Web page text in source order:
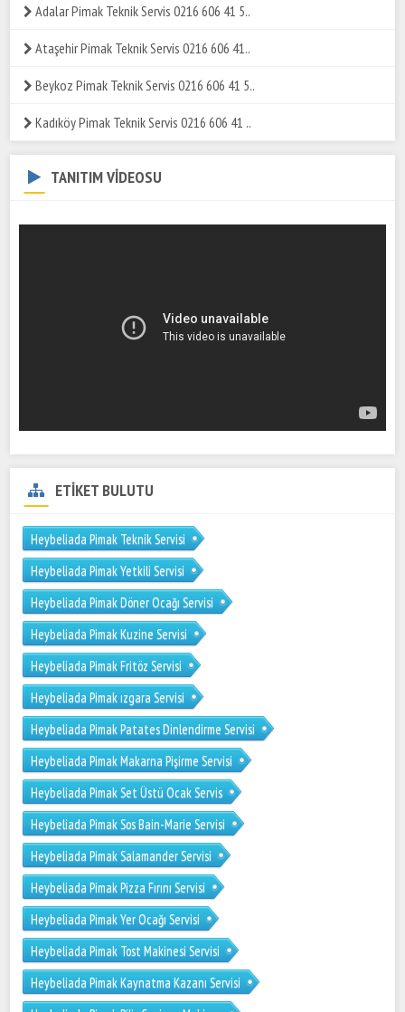
Adalar Pimak Teknik Servis 0216 606 41 5..
Ataşehir Pimak Teknik Servis 0216 606 41..
Beykoz Pimak Teknik Servis 0216 606 41 5..
Kadıköy Pimak Teknik Servis 0216 606 41 ..
TANITIM VİDEOSU
ETİKET BULUTU
Heybeliada Pimak Teknik Servisi
Heybeliada Pimak Yetkili Servisi
Heybeliada Pimak Döner Ocağı Servisi
Heybeliada Pimak Kuzine Servisi
Heybeliada Pimak Fritöz Servisi
Heybeliada Pimak ızgara Servisi
Heybeliada Pimak Patates Dinlendirme Servisi
Heybeliada Pimak Makarna Pişirme Servisi
Heybeliada Pimak Set Üstü Ocak Servis
Heybeliada Pimak Sos Bain-Marie Servisi
Heybeliada Pimak Salamander Servisi
Heybeliada Pimak Pizza Fırını Servisi
Heybeliada Pimak Yer Ocağı Servisi
Heybeliada Pimak Tost Makinesi Servisi
Heybeliada Pimak Kaynatma Kazanı Servisi